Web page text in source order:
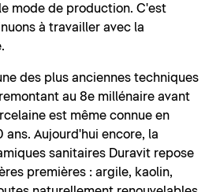
mode de production. C'est
à travailler avec la
des plus anciennes techniques
au 8e millénaire avant
est même connue en
ans. Aujourd'hui encore, la
sanitaires Duravit repose
premières : argile, kaolin,